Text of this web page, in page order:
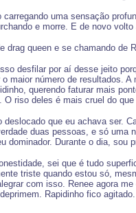
carregando uma sensação
e morre. E de novo
drag queen e se chamando
desfilar por aí desse jeito
maior número de resultados.
querendo faturar mais
O riso deles é mais cruel do
deslocado que eu achava ser.
duas pessoas, e só
dominador. Durante o dia,
sei que é tudo
triste quando estou só,
com isso. Renee agora
Rapidinho fico